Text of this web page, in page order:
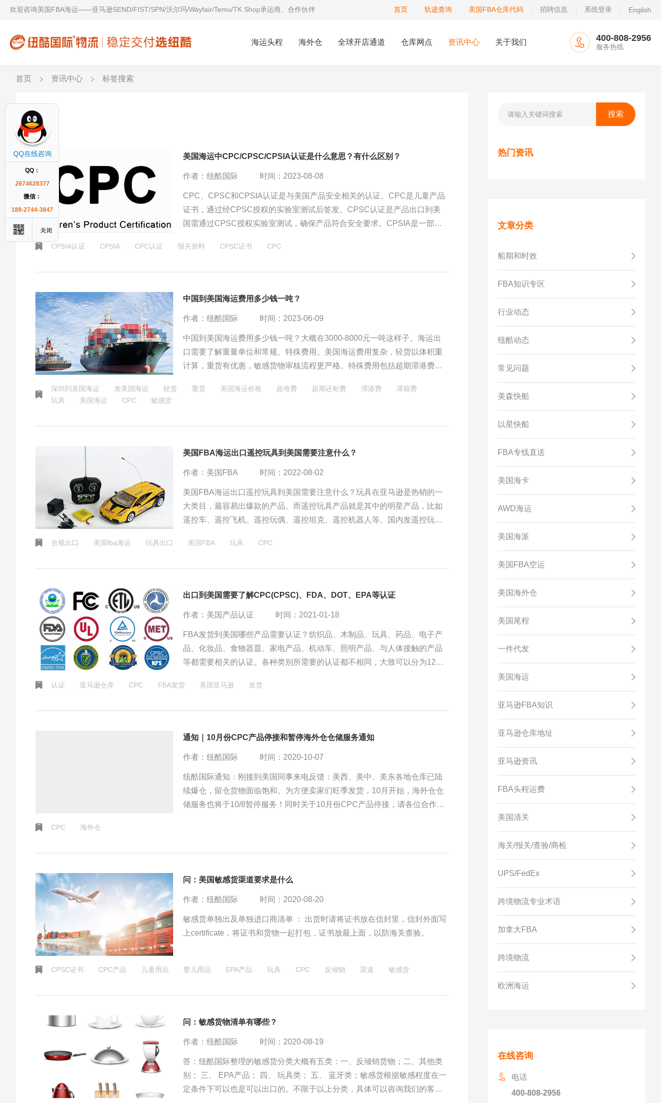
欢迎咨询美国FBA海运——亚马逊SEND/FIST/SPN/沃尔玛/Wayfair/Temu/TK Shop承运商、合作伙伴 首页 轨迹查询 美国FBA仓库代码 招聘信息 系统登录 English
海运头程 海外仓 全球开店通道 仓库网点 资讯中心 关于我们 400-808-2956
服务热线
首页 资讯中心 标签搜索
CPC
美国海运中CPC/CPSC/CPSIA认证是什么意思？有什么区别？
作者：纽酷国际 时间：2023-08-08
CPC、CPSC和CPSIA认证是与美国产品安全相关的认证。CPC是儿童产品
证书，通过经CPSC授权的实验室测试后签发。CPSC认证是产品出口到美
国需通过CPSC授权实验室测试，确保产品符合安全要求。CPSIA是一部法
儿童产品的，而CPSIA是整体的消费品安全改革。获得这些认证对于出口到
CPSIA认证 CPSIA CPC认证 报关资料 CPSC证书 CPC
中国到美国海运费用多少钱一吨？
作者：纽酷国际 时间：2023-06-09
中国到美国海运费用多少钱一吨？大概在3000-8000元一吨这样子。海运出
口需要了解重量单位和常规、特殊费用。美国海运费用复杂，轻货以体积重
计算，重货有优惠，敏感货物审核流程更严格。特殊费用包括超期滞港费、
深圳到美国海运 发美国海运 轻货 重货 美国海运价格 超堆费 超期还柜费 滞港费
滞箱费
玩具
美国海运 CPC 敏感货
美国FBA海运出口遥控玩具到美国需要注意什么？
作者：美国FBA 时间：2022-08-02
美国FBA海运出口遥控玩具到美国需要注意什么？玩具在亚马逊是热销的一
大类目，最容易出爆款的产品。而遥控玩具产品就是其中的明星产品，比如
遥控车、遥控飞机、遥控玩偶、遥控坦克、遥控机器人等。国内发遥控玩具
合规出口 美国fba海运 玩具出口 美国FBA 玩具 CPC
出口到美国需要了解CPC(CPSC)、FDA、DOT、EPA等认证
作者：美国产品认证 时间：2021-01-18
FBA发货到美国哪些产品需要认证？纺织品、木制品、玩具、药品、电子产
品、化妆品、食物器皿、家电产品、机动车、照明产品、与人体接触的产品
等都需要相关的认证。各种类别所需要的认证都不相同，大致可以分为12类
认证、MET认证、EPA认证、Energy Star 能源之星认证、DOE认证、CEC
认证 亚马逊仓库 CPC FBA发货 美国亚马逊 发货
通知｜10月份CPC产品停接和暂停海外仓仓储服务通知
作者：纽酷国际 时间：2020-10-07
纽酷国际通知：刚接到美国同事来电反馈：美西、美中、美东各地仓库已陆
续爆仓，留仓货物面临饱和。为方便卖家们旺季发货，10月开始，海外仓仓
储服务也将于10/8暂停服务！同时关于10月份CPC产品停接，请各位合作商
CPC 海外仓
问：美国敏感货渠道要求是什么
作者：纽酷国际 时间：2020-08-20
敏感货单独出及单独进口商清单 ： 出货时请将证书放在信封里，信封外面写
上certificate，将证书和货物一起打包，证书放最上面，以防海关查验。
CPSC证书 CPC产品 儿童用品 婴儿用品 EPA产品 玩具 CPC 反倾销 渠道 敏感货
问：敏感货物清单有哪些？
作者：纽酷国际 时间：2020-08-19
答：纽酷国际整理的敏感货分类大概有五类：一、反倾销货物；二、其他类
别； 三、 EPA产品； 四、 玩具类； 五、 蓝牙类；敏感货根据敏感程度在一
定条件下可以也是可以出口的。不限于以上分类，具体可以咨询我们的客服
热门资讯
文章分类
船期和时效
FBA知识专区
行业动态
纽酷动态
常见问题
美森快船
以星快船
FBA专线直送
美国海卡
AWD海运
美国海派
美国FBA空运
美国海外仓
美国尾程
一件代发
美国海运
亚马逊FBA知识
亚马逊仓库地址
亚马逊资讯
FBA头程运费
美国清关
海关/报关/查验/商检
UPS/FedEx
跨境物流专业术语
加拿大FBA
跨境物流
欧洲海运
在线咨询
电话
400-808-2956
QQ在线咨询
QQ：
2674628377
微信：
189-2744-3847